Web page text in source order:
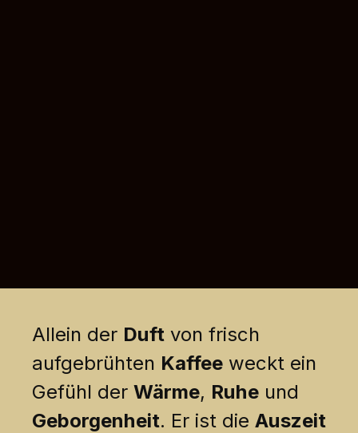
Allein der Duft von frisch
aufgebrühten Kaffee weckt ein
Gefühl der Wärme, Ruhe und
Geborgenheit. Er ist die Auszeit